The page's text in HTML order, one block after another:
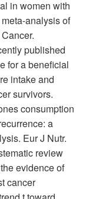
in women with
analysis of
published
for a beneficial
intake and
survivors.
consumption
a
Eur J Nutr.
review
evidence of
cancer